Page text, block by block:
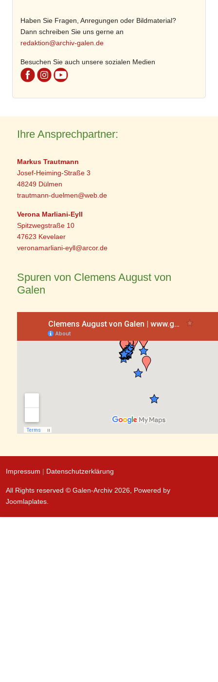
Haben Sie Fragen, Anregungen oder Bildmaterial?
Dann schreiben Sie uns gerne an
redaktion@archiv-galen.de
Besuchen Sie auch unsere sozialen Medien
Ihre Ansprechpartner:
Markus Trautmann
Josef-Heiming-Straße 3
48249 Dülmen
trautmann-duelmen@web.de
Verona Marliani-Eyll
Spitzwegstraße 10
47623 Kevelaer
veronamarliani-eyll@arcor.de
Spuren von Clemens August von
Galen
Impressum | Datenschutzerklärung
All Rights reserved © Galen-Archiv 2026, Powered by
Joomlaplates.